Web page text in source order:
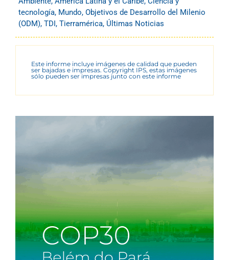
tecnología, Mundo, Objetivos de Desarrollo del Milenio
(ODM), TDI, Tierramérica, Últimas Noticias
Este informe incluye imágenes de calidad que pueden
ser bajadas e impresas. Copyright IPS, estas imágenes
sólo pueden ser impresas junto con este informe